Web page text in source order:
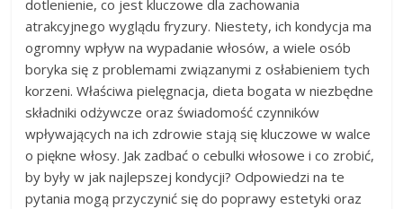
dotlenienie, co jest kluczowe dla zachowania
atrakcyjnego wyglądu fryzury. Niestety, ich kondycja ma
ogromny wpływ na wypadanie włosów, a wiele osób
boryka się z problemami związanymi z osłabieniem tych
korzeni. Właściwa pielęgnacja, dieta bogata w niezbędne
składniki odżywcze oraz świadomość czynników
wpływających na ich zdrowie stają się kluczowe w walce
o piękne włosy. Jak zadbać o cebulki włosowe i co zrobić,
by były w jak najlepszej kondycji? Odpowiedzi na te
pytania mogą przyczynić się do poprawy estetyki oraz